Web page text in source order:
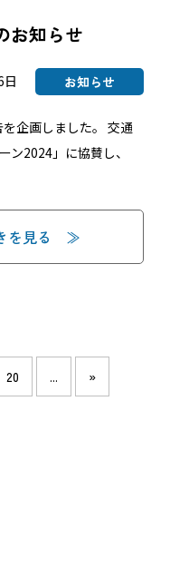
お知らせ
お知らせ
企画しました。 交通
ン2024」に協賛し、
を見る
20 ... »